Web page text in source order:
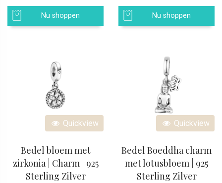
Nu shoppen Nu shoppen
Quickview
Bedel bloem met
zirkonia | Charm | 925
Sterling Zilver
Quickview
Bedel Boeddha charm
met lotusbloem | 925
Sterling Zilver